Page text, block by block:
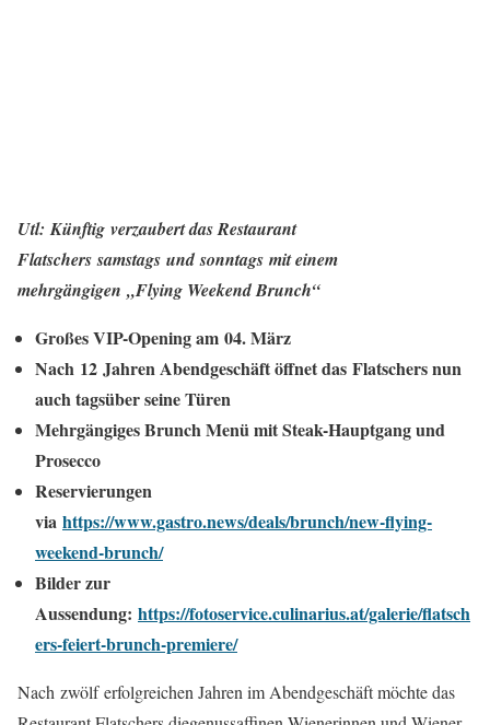
Utl: Künftig verzaubert das Restaurant
Flatschers samstags und sonntags mit einem
mehrgängigen „Flying Weekend Brunch“
Großes VIP-Opening am 04. März
Nach 12 Jahren Abendgeschäft öffnet das Flatschers nun
auch tagsüber seine Türen
Mehrgängiges Brunch Menü mit Steak-Hauptgang und
Prosecco
Reservierungen
via https://www.gastro.news/deals/brunch/new-flying-
weekend-brunch/
Bilder zur
Aussendung: https://fotoservice.culinarius.at/galerie/flatsch
ers-feiert-brunch-premiere/
Nach zwölf erfolgreichen Jahren im Abendgeschäft möchte das